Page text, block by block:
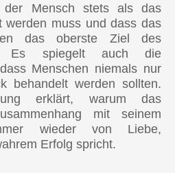
der Mensch stets als das
werden muss und dass das
das oberste Ziel des
Es spiegelt auch die
Menschen niemals nur
behandelt werden sollten.
erklärt, warum das
mit seinem
wieder von Liebe,
Erfolg spricht.